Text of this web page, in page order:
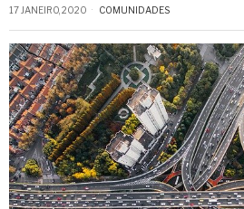
17 JANEIRO, 2020 COMUNIDADES